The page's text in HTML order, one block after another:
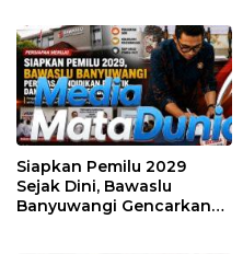
Siapkan Pemilu 2029
Sejak Dini, Bawaslu
Banyuwangi Gencarkan